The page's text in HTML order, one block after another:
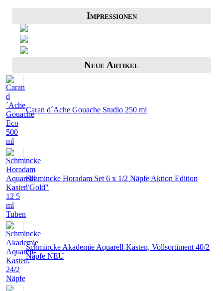
Impressionen
Neue Artikel
Caran d´Ache Gouache Studio 250 ml
Schmincke Horadam Set 6 x 1/2 Näpfe Aktion Edition
"Gold"
Schmincke Akademie Aquarell-Kasten, Vollsortiment 40/2
Näpfe NEU